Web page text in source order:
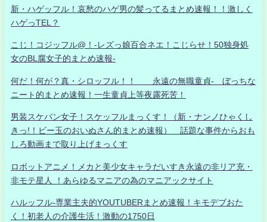
新・ハゲッフル！哀愁のハゲ男の髪ってるまとめ速報！！激しく
ハゲっTEL？
こじ！コジッフル@！-レズっ娘百合ネエ！こじらせ！50独身処
女のBL腐女子的まとめ速報-
何だ！何が？真・シロッフル！！ 永遠の無職童貞- ぼっちな
ニート的まとめ速報！一生童貞上等夜露死苦！
男装スケバン女子！スケッフルまっくす！（新・ナンノひゃくし
きっ!！ビー玉のおいぬさん的まとめ速報） 話題な事件からおも
しろ動画まで取り上げまっくす
ロボットアニメ！メカと美少女キャラだいすき永遠の非リア充・
非モテ星人 ！あらゆるマニアの為のマニアックサイト
ハルッフル-専業主夫的YOUTUBERまとめ速報！キモデブおた
く！初老人の介護生活！激動の1750日